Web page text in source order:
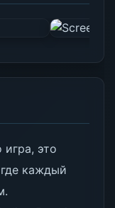
это
каждый